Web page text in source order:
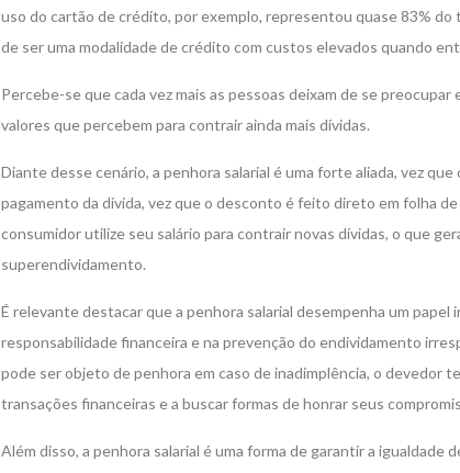
uso do cartão de crédito, por exemplo, representou quase 83% do
de ser uma modalidade de crédito com custos elevados quando
Percebe-se que cada vez mais as pessoas deixam de se preocupar
valores que percebem para contrair ainda mais dívidas.
Diante desse cenário, a penhora salarial é uma forte aliada, vez que
pagamento da dívida, vez que o desconto é feito direto em folha
consumidor utilize seu salário para contrair novas dívidas, o que
superendividamento.
É relevante destacar que a penhora salarial desempenha um papel
responsabilidade financeira e na prevenção do endividamento
pode ser objeto de penhora em caso de inadimplência, o devedor
transações financeiras e a buscar formas de honrar seus
Além disso, a penhora salarial é uma forma de garantir a